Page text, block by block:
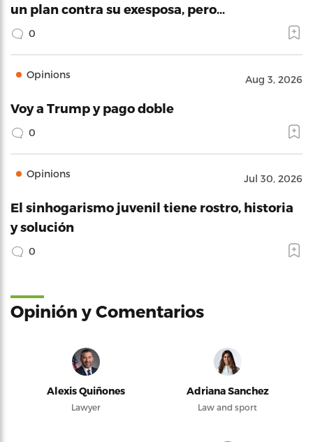
un plan contra su exesposa, pero…
0
Opinions Aug 3, 2026
Voy a Trump y pago doble
0
Opinions Jul 30, 2026
El sinhogarismo juvenil tiene rostro, historia
y solución
0
Opinión y Comentarios
Alexis Quiñones
Lawyer
Adriana Sanchez
Law and sport